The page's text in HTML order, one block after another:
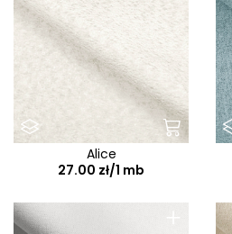
Alice
27.00 zł/1 mb
+